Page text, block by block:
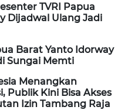
TVRI Papua
Dijadwal Ulang Jadi
Barat Yanto Idorway
Sungai Memti
Menangkan
Publik Kini Bisa Akses
Izin Tambang Raja